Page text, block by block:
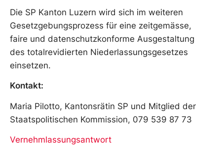
Die SP Kanton Luzern wird sich im weiteren
Gesetzgebungsprozess für eine zeitgemässe,
faire und datenschutzkonforme Ausgestaltung
des totalrevidierten Niederlassungsgesetzes
einsetzen.
Kontakt:
Maria Pilotto, Kantonsrätin SP und Mitglied der
Staatspolitischen Kommission, 079 539 87 73
Vernehmlassungsantwort